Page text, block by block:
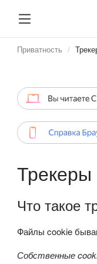
Приватность
Трекеры
Что такое
Файлы cookie
Собственные